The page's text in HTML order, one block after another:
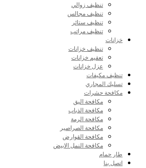
تنظيف زوالي
تنظيف مجالس
تنظيف ستائر
تنظيف مراتب
خزانات
تنظيف خزانات
تعقيم خزانات
عزل خزانات
تنظيف مكيفات
تسليك المجاري
مكافحة حشرات
مكافحة البق
مكافحة الذباب
مكافحة الرمة
مكافحة الصراصير
مكافحة القوارض
مكافحة النمل الابيض
طار حمام
اتصل بنا